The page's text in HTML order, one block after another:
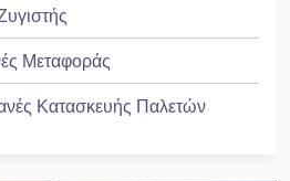
Μεταφοράς
Κατασκευής Παλετών